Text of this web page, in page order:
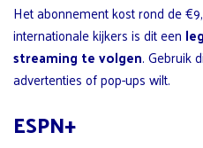
Het abonnement kost rond de
internationale kijkers is dit een
streaming te volgen. Gebruik
advertenties of pop-ups wilt.
ESPN+